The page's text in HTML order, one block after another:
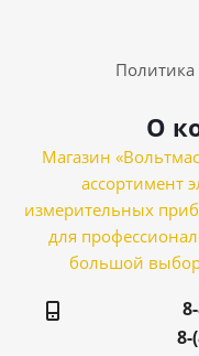
О
Магазин
ассортимент
измерительных
для
большой
8-